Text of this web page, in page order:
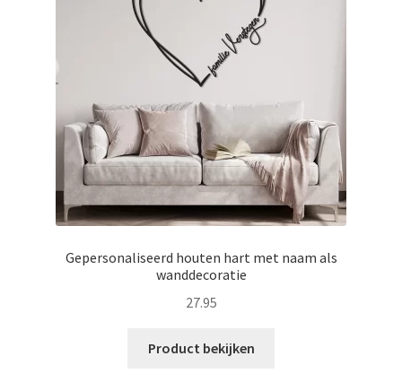
Gepersonaliseerd houten hart met naam als
wanddecoratie
27.95
Product bekijken